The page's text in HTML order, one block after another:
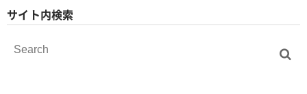
サイト内検索